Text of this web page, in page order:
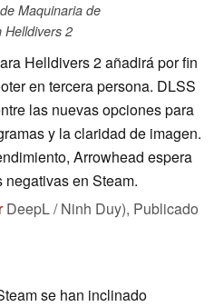
Maquinaria de
Helldivers 2
Helldivers 2 añadirá por fin
en tercera persona. DLSS
las nuevas opciones para
y la claridad de imagen.
Arrowhead espera
en Steam.
DeepL / Ninh Duy), Publicado
se han inclinado